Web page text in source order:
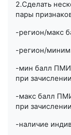
2.Сделать
пары
-регион/макс
-регион/миним
-мин балл ПМИ
при зачислении
-макс балл
при зачислении
-наличие